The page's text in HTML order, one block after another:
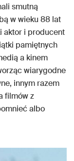
smutną
w wieku 88 lat
aktor i producent
pamiętnych
a kinem
wiarygodne
innym razem
filmów z
albo